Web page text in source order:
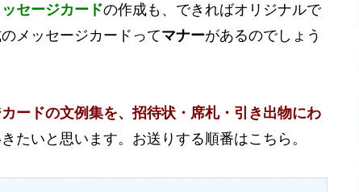
ッセージカードの作成も、できればオリジナルで
メッセージカードってマナーがあるのでしょう
ードの文例集を、招待状・席札・引き出物にわ
たいと思います。お送りする順番はこちら。